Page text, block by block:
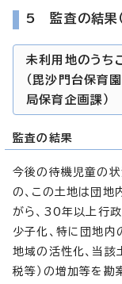
5 監査の結果
未利用地のうち
（毘沙門台保育
局保育企画課）
監査の結果
今後の待機児童の
の、この土地は団地
がら、30年以上行
少子化、特に団地内
地域の活性化、当該
税等）の増加等を勘